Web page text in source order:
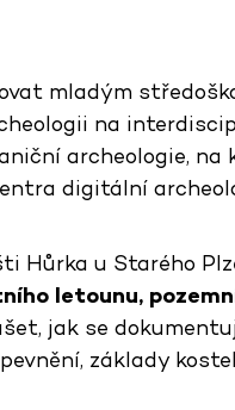
mladým
na
archeologie, na
digitální
u Starého
letounu,
jak se
základy